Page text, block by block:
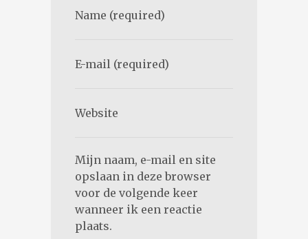
Mijn naam, e-mail en site
opslaan in deze browser
voor de volgende keer
wanneer ik een reactie
plaats.